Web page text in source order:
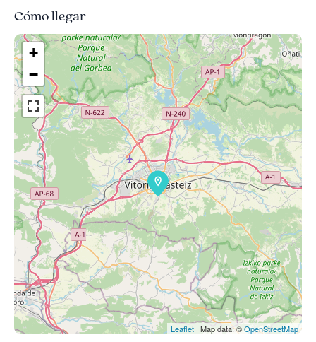
Cómo llegar
+
−
Leaflet | Map data: ©OpenStreetMap